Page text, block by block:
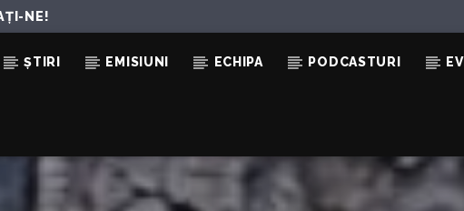
NE!
ȘTIRI EMISIUNI ECHIPA PODCASTURI